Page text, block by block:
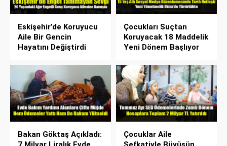
Eskişehir’de Koruyucu
Aile Bir Gencin
Hayatını Değiştirdi
Çocukları Suçtan
Koruyacak 18 Maddelik
Yeni Dönem Başlıyor
Bakan Göktaş Açıkladı:
Çocuklar Aile